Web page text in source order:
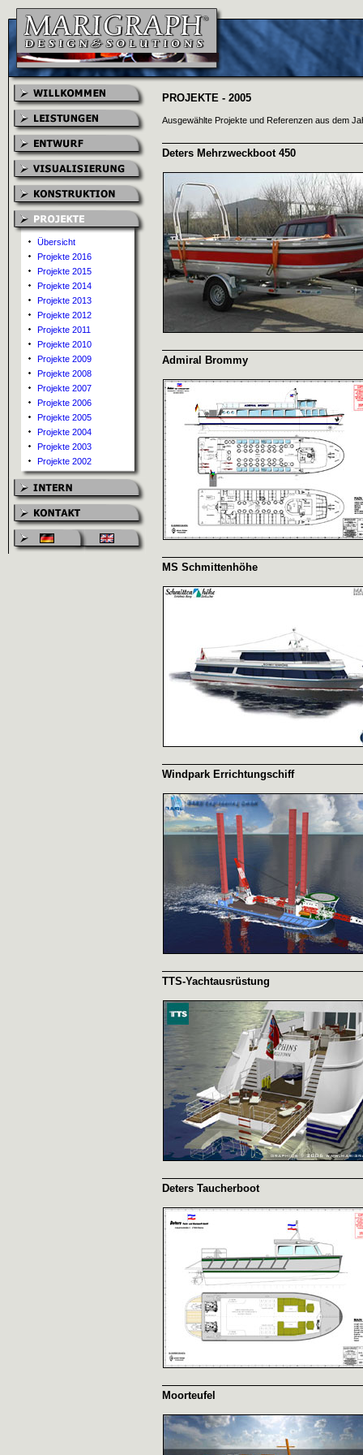
Übersicht
Projekte 2016
Projekte 2015
Projekte 2014
Projekte 2013
Projekte 2012
Projekte 2011
Projekte 2010
Projekte 2009
Projekte 2008
Projekte 2007
Projekte 2006
Projekte 2005
Projekte 2004
Projekte 2003
Projekte 2002
PROJEKTE - 2005
Ausgewählte Projekte und Referenzen aus dem
Deters Mehrzweckboot 450
Admiral Brommy
MS Schmittenhöhe
Windpark Errichtungschiff
TTS-Yachtausrüstung
Deters Taucherboot
Moorteufel